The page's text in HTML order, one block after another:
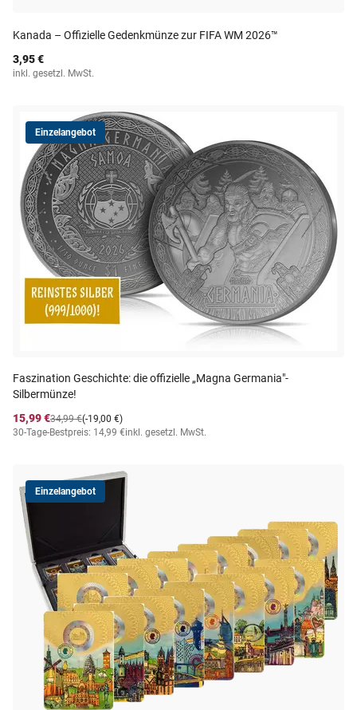
Kanada – Offizielle Gedenkmünze zur FIFA WM 2026™
3,95 €
inkl. gesetzl. MwSt.
Einzelangebot
Faszination Geschichte: die offizielle „Magna Germania"-
Silbermünze!
15,99 €
(-19,00 €)
34,99 €
30-Tage-Bestpreis: 14,99 €inkl. gesetzl. MwSt.
Einzelangebot